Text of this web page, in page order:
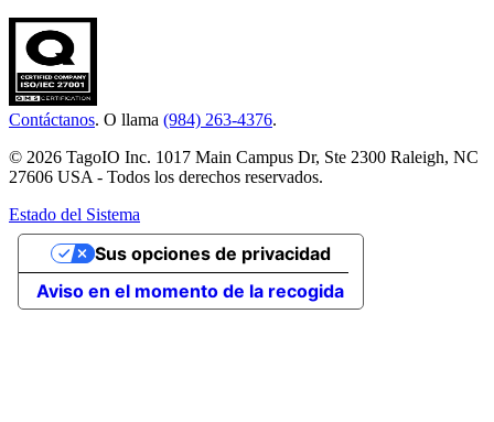
Contáctanos. O llama (984) 263-4376.
© 2026 TagoIO Inc. 1017 Main Campus Dr, Ste 2300 Raleigh, NC
27606 USA - Todos los derechos reservados.
Estado del Sistema
Aviso en el momento de la recogida
Sus opciones de privacidad